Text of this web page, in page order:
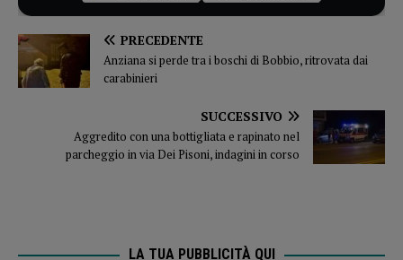
PRECEDENTE
Anziana si perde tra i boschi di Bobbio, ritrovata dai
carabinieri
SUCCESSIVO
Aggredito con una bottigliata e rapinato nel
parcheggio in via Dei Pisoni, indagini in corso
LA TUA PUBBLICITÀ QUI